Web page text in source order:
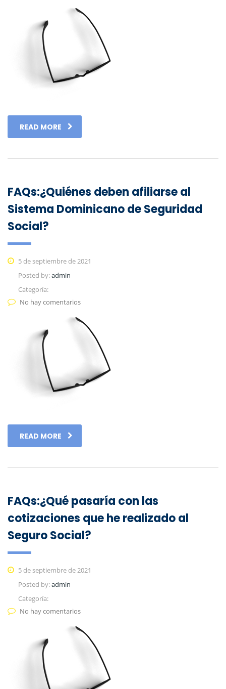
READ MORE
FAQs:¿Quiénes deben afiliarse al
Sistema Dominicano de Seguridad
Social?
5 de septiembre de 2021
Posted by:admin
Categoría:
No hay comentarios
READ MORE
FAQs:¿Qué pasaría con las
cotizaciones que he realizado al
Seguro Social?
5 de septiembre de 2021
Posted by:admin
Categoría:
No hay comentarios